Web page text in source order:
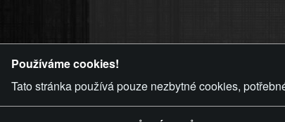
Používáme cookies!
Tato stránka používá pouze nezbytné cookies,